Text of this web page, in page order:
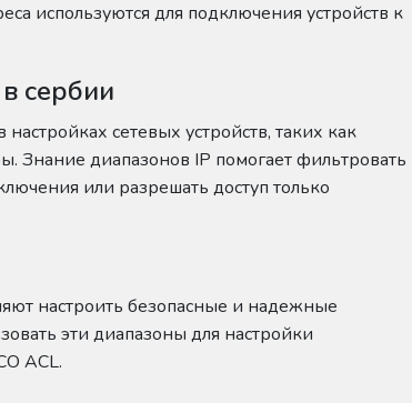
используются для подключения устройств к
сербии
сетевых устройств, таких как
Знание диапазонов IP помогает фильтровать
или разрешать доступ только
настроить безопасные и надежные
эти диапазоны для настройки
ACL.